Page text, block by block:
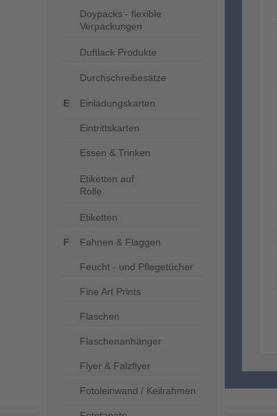
Doypacks - flexible
Verpackungen
Duftlack Produkte
Durchschreibesätze
Einladungskarten
Eintrittskarten
Essen & Trinken
Etiketten auf
Rolle
Etiketten
Fahnen & Flaggen
Feucht - und Pflegetücher
Fine Art Prints
Flaschen
Flaschenanhänger
Flyer & Falzflyer
Fotoleinwand / Keilrahmen